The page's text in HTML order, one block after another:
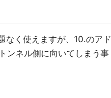
なく使えますが、10.のアド
ンネル側に向いてしまう事